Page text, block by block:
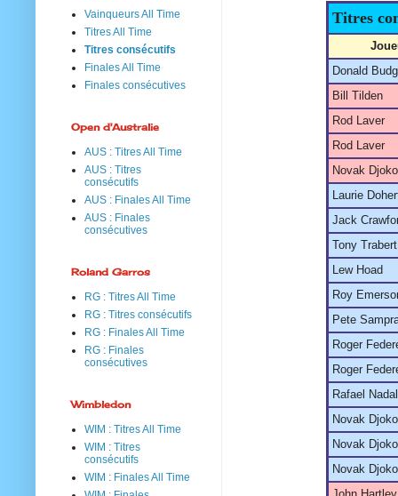
Titres
Donald
Bill Tilden
Rod Laver
Rod Laver
Novak
Laurie
Jack
Tony Trabert
Lew Hoad
Roy
Pete
Roger
Roger
Rafael Nadal
Novak
Novak
Novak
Vainqueurs All Time
Titres All Time
Titres consécutifs
Finales All Time
Finales consécutives
Open d'Australie
AUS : Titres All Time
AUS : Titres
consécutifs
AUS : Finales All Time
AUS : Finales
consécutives
Roland Garros
RG : Titres All Time
RG : Titres consécutifs
RG : Finales All Time
RG : Finales
consécutives
Wimbledon
WIM : Titres All Time
WIM : Titres
consécutifs
WIM : Finales All Time